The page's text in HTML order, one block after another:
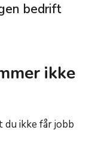
bedrift
ikke
du ikke får jobb